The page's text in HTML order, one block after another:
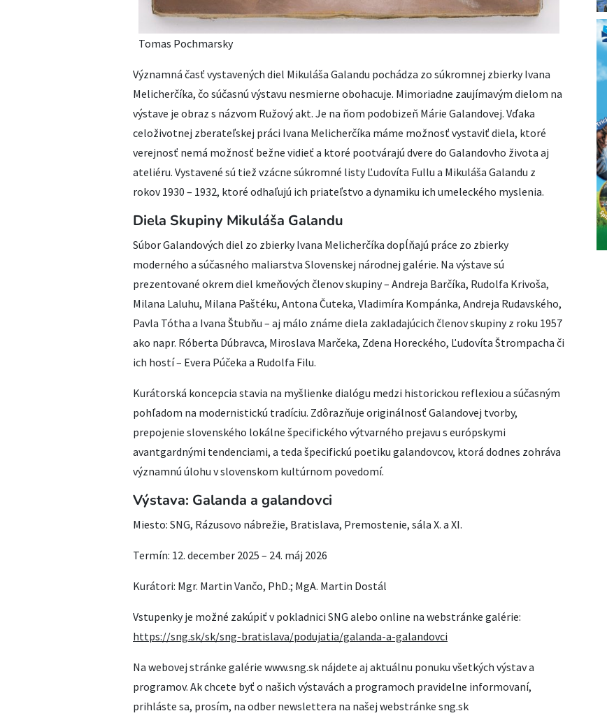
Tomas Pochmarsky
Významná časť vystavených diel Mikuláša Galandu pochádza zo súkromnej zbierky Ivana
Melicherčíka, čo súčasnú výstavu nesmierne obohacuje. Mimoriadne zaujímavým dielom na
výstave je obraz s názvom Ružový akt. Je na ňom podobizeň Márie Galandovej. Vďaka
celoživotnej zberateľskej práci Ivana Melicherčíka máme možnosť vystaviť diela, ktoré
verejnosť nemá možnosť bežne vidieť a ktoré pootvárajú dvere do Galandovho života aj
ateliéru. Vystavené sú tiež vzácne súkromné listy Ľudovíta Fullu a Mikuláša Galandu z
rokov 1930 – 1932, ktoré odhaľujú ich priateľstvo a dynamiku ich umeleckého myslenia.
Diela Skupiny Mikuláša Galandu
Súbor Galandových diel zo zbierky Ivana Melicherčíka dopĺňajú práce zo zbierky
moderného a súčasného maliarstva Slovenskej národnej galérie. Na výstave sú
prezentované okrem diel kmeňových členov skupiny – Andreja Barčíka, Rudolfa Krivoša,
Milana Laluhu, Milana Paštéku, Antona Čuteka, Vladimíra Kompánka, Andreja Rudavského,
Pavla Tótha a Ivana Štubňu – aj málo známe diela zakladajúcich členov skupiny z roku 1957
ako napr. Róberta Dúbravca, Miroslava Marčeka, Zdena Horeckého, Ľudovíta Štrompacha či
ich hostí – Evera Púčeka a Rudolfa Filu.
Kurátorská koncepcia stavia na myšlienke dialógu medzi historickou reflexiou a súčasným
pohľadom na modernistickú tradíciu. Zdôrazňuje originálnosť Galandovej tvorby,
prepojenie slovenského lokálne špecifického výtvarného prejavu s európskymi
avantgardnými tendenciami, a teda špecifickú poetiku galandovcov, ktorá dodnes zohráva
významnú úlohu v slovenskom kultúrnom povedomí.
Výstava: Galanda a galandovci
Miesto: SNG, Rázusovo nábrežie, Bratislava, Premostenie, sála X. a XI.
Termín: 12. december 2025 – 24. máj 2026
Kurátori: Mgr. Martin Vančo, PhD.; MgA. Martin Dostál
Vstupenky je možné zakúpiť v pokladnici SNG alebo online na webstránke galérie:
https://sng.sk/sk/sng-bratislava/podujatia/galanda-a-galandovci
Na webovej stránke galérie www.sng.sk nájdete aj aktuálnu ponuku všetkých výstav a
programov. Ak chcete byť o našich výstavách a programoch pravidelne informovaní,
prihláste sa, prosím, na odber newslettera na našej webstránke sng.sk